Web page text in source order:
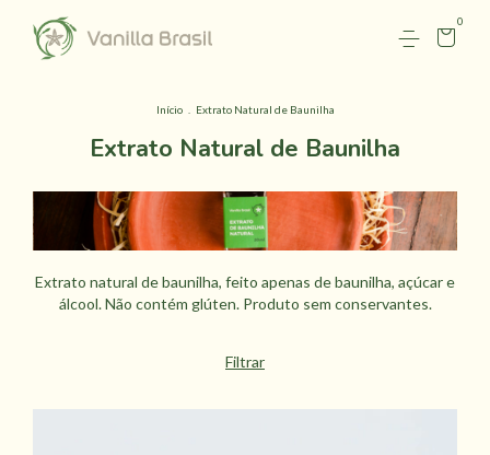
0
Início Extrato Natural de Baunilha
Extrato Natural de Baunilha
Extrato natural de baunilha, feito apenas de baunilha, açúcar e
álcool. Não contém glúten. Produto sem conservantes.
Filtrar